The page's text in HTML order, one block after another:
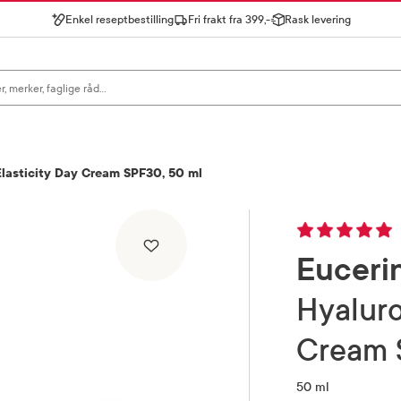
Enkel reseptbestilling Fri frakt fra 399,- Rask levering
Day Cream SPF30, 50 ml
Hyaluron-Filler + Elasticity Day
Cream
50 ml